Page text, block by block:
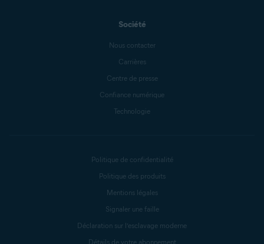
Société
Nous contacter
Carrières
Centre de presse
Confiance numérique
Technologie
Politique de confidentialité
Politique des produits
Mentions légales
Signaler une faille
Déclaration sur l’esclavage moderne
Détails de votre abonnement